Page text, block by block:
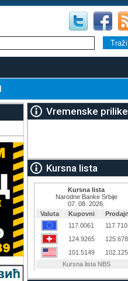
Vremenske prilike
Kursna lista